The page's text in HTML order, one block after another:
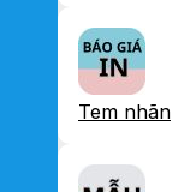
Tem nhãn